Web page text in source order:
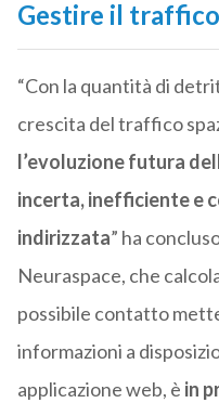
Gestire il
“Con la quantità di
crescita del traffico
l’evoluzione futura
incerta, inefficiente e
indirizzata” ha
Neuraspace, che
possibile contatto
informazioni a
applicazione web, è in